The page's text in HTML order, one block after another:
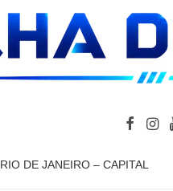
RIO DE JANEIRO – CAPITAL